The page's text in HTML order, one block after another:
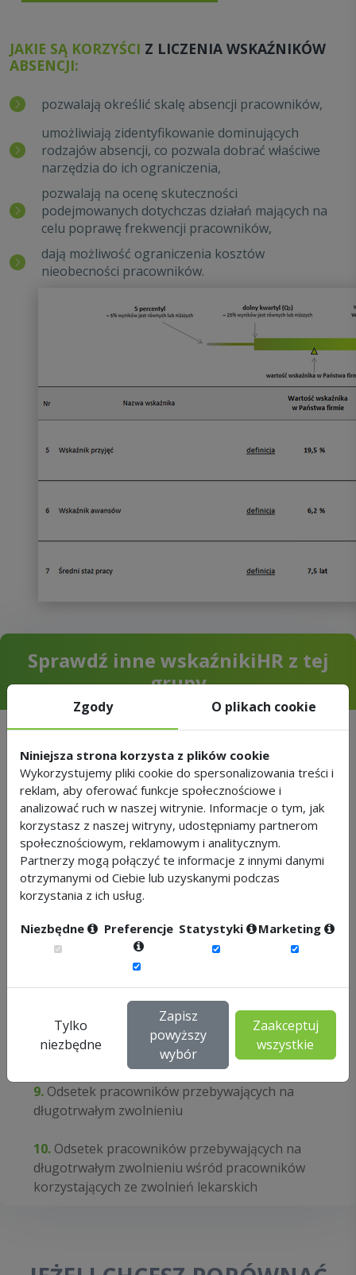
JAKIE SĄ KORZYŚCI Z LICZENIA WSKAŹNIKÓW
ABSENCJI:
pozwalają określić skalę absencji pracowników,
umożliwiają zidentyfikowanie dominujących
rodzajów absencji, co pozwala dobrać właściwe
narzędzia do ich ograniczenia,
pozwalają na ocenę skuteczności
podejmowanych dotychczas działań mających na
celu poprawę frekwencji pracowników,
dają możliwość ograniczenia kosztów
nieobecności pracowników.
Sprawdź inne wskaźnikiHR z tej
grupy
1.Absencja ogólna
2.Absencja chorobowa
3.Absencja chorobowa własna
4.Absencja wypadkowa
Urlopy niewykorzystane
Urlopy zaległe
Odsetek pracowników korzystających ze
zwolnień lekarskich
9. Odsetek pracowników przebywających na
długotrwałym zwolnieniu
10. Odsetek pracowników przebywających na
długotrwałym zwolnieniu wśród pracowników
korzystających ze zwolnień lekarskich
Zgody O plikach cookie
Niniejsza strona korzysta z plików cookie
Wykorzystujemy pliki cookie do spersonalizowania treści i
reklam, aby oferować funkcje społecznościowe i
analizować ruch w naszej witrynie. Informacje o tym, jak
korzystasz z naszej witryny, udostępniamy partnerom
społecznościowym, reklamowym i analitycznym.
Partnerzy mogą połączyć te informacje z innymi danymi
otrzymanymi od Ciebie lub uzyskanymi podczas
korzystania z ich usług.
Niezbędne Preferencje Statystyki Marketing
Tylko
niezbędne
Zapisz
powyższy
wybór
Zaakceptuj
wszystkie